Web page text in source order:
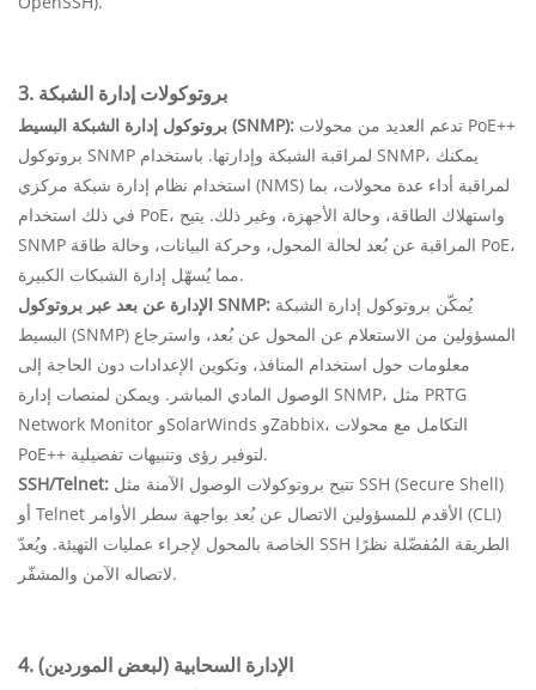
3. بروتوكولات إدارة الشبكة
بروتوكول إدارة الشبكة البسيط (SNMP): تدعم العديد من محولات PoE++
بروتوكول SNMP لمراقبة الشبكة وإدارتها. باستخدام SNMP، يمكنك
استخدام نظام إدارة شبكة مركزي (NMS) لمراقبة أداء عدة محولات، بما
في ذلك استخدام PoE، واستهلاك الطاقة، وحالة الأجهزة، وغير ذلك. يتيح
SNMP المراقبة عن بُعد لحالة المحول، وحركة البيانات، وحالة طاقة PoE،
مما يُسهّل إدارة الشبكات الكبيرة.
الإدارة عن بعد عبر بروتوكول SNMP:
البسيط (SNMP) المسؤولين من الاستعلام عن المحول عن بُعد، واسترجاع
معلومات حول استخدام المنافذ، وتكوين الإعدادات دون الحاجة إلى
الوصول المادي المباشر. ويمكن لمنصات إدارة SNMP، مثل PRTG
Network Monitor وSolarWinds وZabbix، التكامل مع محولات
PoE++ لتوفير رؤى وتنبيهات تفصيلية.
SSH/Telnet: تتيح بروتوكولات الوصول الآمنة مثل SSH (Secure Shell)
أو Telnet الأقدم للمسؤولين الاتصال عن بُعد بواجهة سطر الأوامر (CLI)
الخاصة بالمحول لإجراء عمليات التهيئة. ويُعدّ SSH الطريقة المُفضّلة نظرًا
لاتصاله الآمن والمشفّر.
4. الإدارة السحابية (لبعض الموردين)